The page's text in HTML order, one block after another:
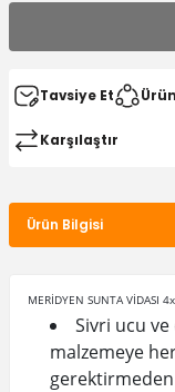
Tavsiye Et
Karşılaştır
Ürün Bilgisi
MERİDYEN SUNTA VİDASI
Sivri ucu ve
malzemeye